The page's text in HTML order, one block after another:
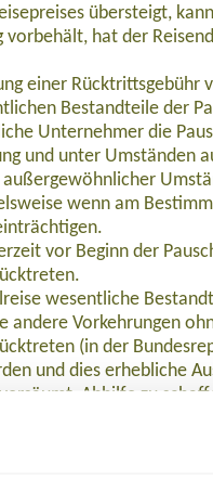
für Singles &
übersteigt,
hat der
einer
Bestandteile der
Unternehmer die
und unter Umständen
wenn am
vor Beginn der
wesentliche
andere Vorkehrungen
(in der
und dies erhebliche
Abhilfe zu
Preisminderung und/
Beistand,
oder – in